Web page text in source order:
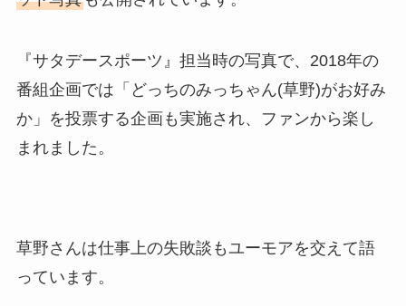
『サタデースポーツ』担当時の写真で、2018年の
番組企画では「どっちのみっちゃん(草野)がお好み
か」を投票する企画も実施され、ファンから楽し
まれました。
草野さんは仕事上の失敗談もユーモアを交えて語
っています。